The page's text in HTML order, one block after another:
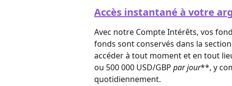
Accès instantané à votre
Avec notre Compte Intérêts, vos
fonds sont conservés dans la
accéder à tout moment et en tout
ou 500 000 USD/GBP par jour**, y
quotidiennement.